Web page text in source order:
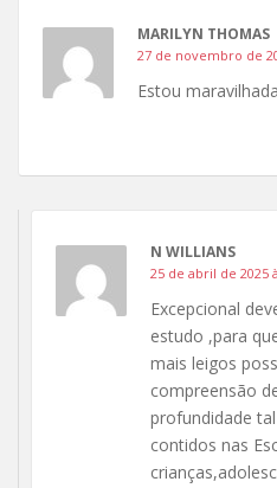
MARILYN THOMAS
27 de novembro de
Estou
N WILLIANS
25 de abril de 2025
Excepcional
estudo ,para
mais leigos
compreensão
profundidade
contidos nas